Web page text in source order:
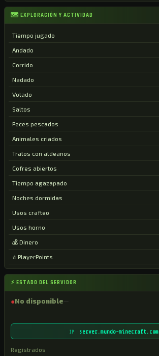
⚡ ESTADO DEL SERVIDOR
●No disponible
IP server.mundo-minecraft.com
Registrados
🗺 EXPLORACIÓN Y ACTIVIDAD
Tiempo jugado
Andado
Corrido
Nadado
Volado
Saltos
Peces pescados
Animales criados
Tratos con aldeanos
Cofres abiertos
Tiempo agazapado
Noches dormidas
Usos crafteo
Usos horno
💰 Dinero
⭐ PlayerPoints